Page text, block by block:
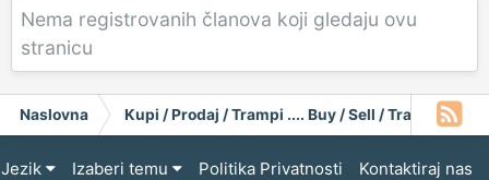
Nema registrovanih članova koji gledaju ovu
stranicu
Naslovna Kupi / Prodaj / Trampi .... Buy / Sell / Trade
Jezik Izaberi temu Politika Privatnosti
Kontaktiraj nas